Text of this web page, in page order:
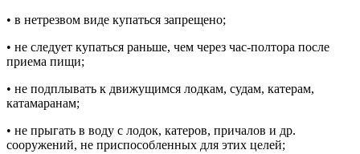
• в нетрезвом виде купаться запрещено;
• не следует купаться раньше, чем через час-полтора после
приема пищи;
• не подплывать к движущимся лодкам, судам, катерам,
катамаранам;
• не прыгать в воду с лодок, катеров, причалов и др.
сооружений, не приспособленных для этих целей;